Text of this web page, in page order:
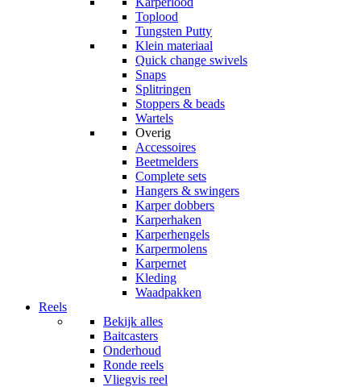
Toplood
Tungsten Putty
Klein materiaal
Quick change swivels
Snaps
Splitringen
Stoppers & beads
Wartels
Overig
Accessoires
Beetmelders
Complete sets
Hangers & swingers
Karper dobbers
Karperhaken
Karperhengels
Karpermolens
Karpernet
Kleding
Waadpakken
Reels
Bekijk alles
Baitcasters
Onderhoud
Ronde reels
Vliegvis reel